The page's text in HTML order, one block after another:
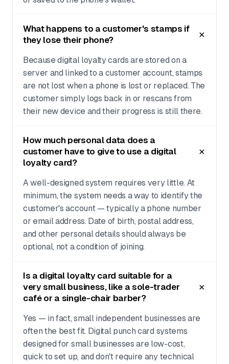
What happens to a customer's stamps if
they lose their phone?
Because digital loyalty cards are stored on a
server and linked to a customer account, stamps
are not lost when a phone is lost or replaced. The
customer simply logs back in or rescans from
their new device and their progress is still there.
How much personal data does a
customer have to give to use a digital
loyalty card?
A well-designed system requires very little. At
minimum, the system needs a way to identify the
customer's account — typically a phone number
or email address. Date of birth, postal address,
and other personal details should always be
optional, not a condition of joining.
Is a digital loyalty card suitable for a
very small business, like a sole-trader
café or a single-chair barber?
Yes — in fact, small independent businesses are
often the best fit. Digital punch card systems
designed for small businesses are low-cost,
quick to set up, and don't require any technical